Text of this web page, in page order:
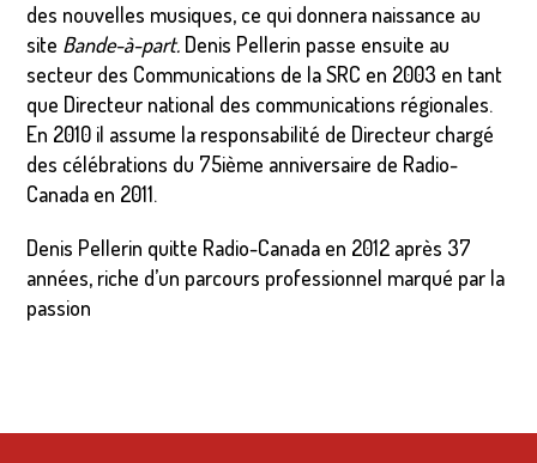
des nouvelles musiques, ce qui donnera naissance au
site Bande-à-part. Denis Pellerin passe ensuite au
secteur des Communications de la SRC en 2003 en tant
que Directeur national des communications régionales.
En 2010 il assume la responsabilité de Directeur chargé
des célébrations du 75ième anniversaire de Radio-
Canada en 2011.
Denis Pellerin quitte Radio-Canada en 2012 après 37
années, riche d’un parcours professionnel marqué par la
passion